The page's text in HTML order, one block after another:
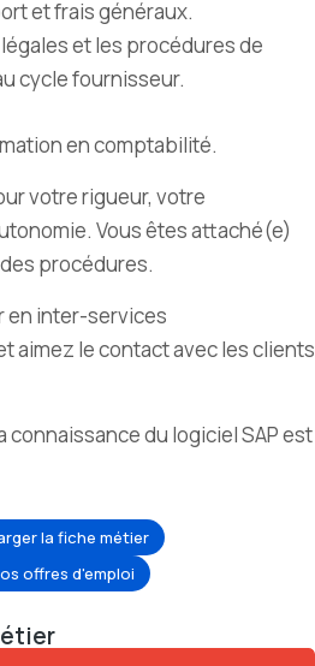
et frais généraux.
et les procédures de
cycle fournisseur.
en comptabilité.
votre rigueur, votre
Vous êtes attaché(e)
procédures.
en inter-services
aimez le contact avec les clients
connaissance du logiciel SAP est
la fiche métier
offres d'emploi